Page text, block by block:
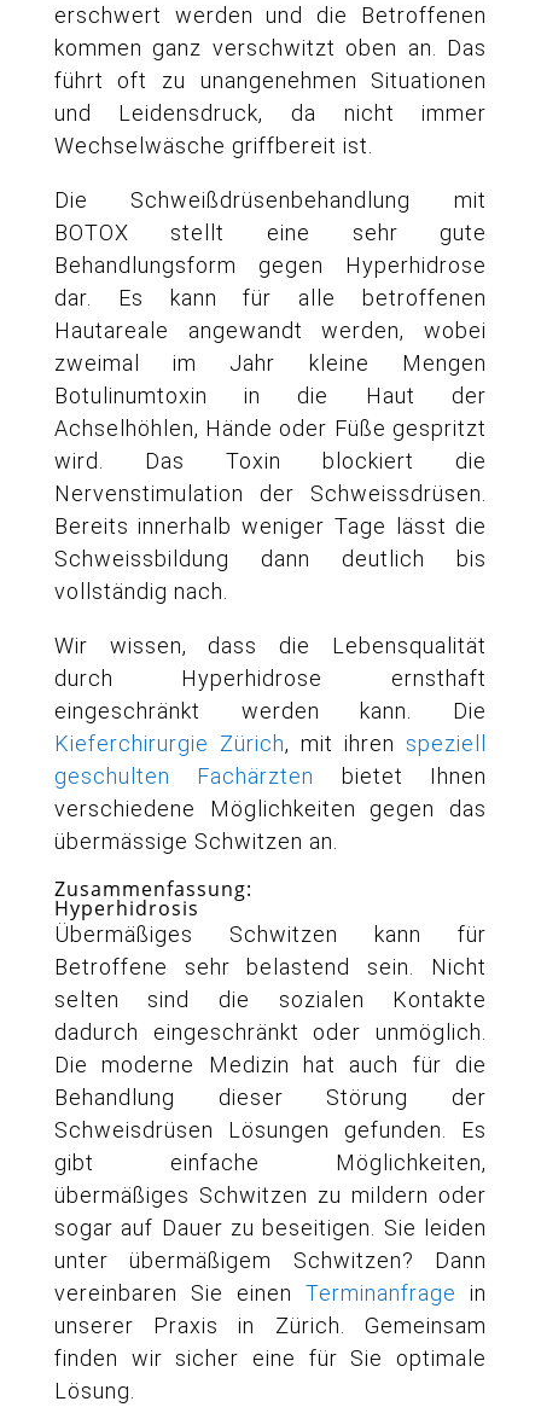
erschwert werden und die Betroffenen
kommen ganz verschwitzt oben an. Das
führt oft zu unangenehmen Situationen
und Leidensdruck, da nicht immer
Wechselwäsche griffbereit ist.
Die Schweißdrüsenbehandlung mit
BOTOX stellt eine sehr gute
Behandlungsform gegen Hyperhidrose
dar. Es kann für alle betroffenen
Hautareale angewandt werden, wobei
zweimal im Jahr kleine Mengen
Botulinumtoxin in die Haut der
Achselhöhlen, Hände oder Füße gespritzt
wird. Das Toxin blockiert die
Nervenstimulation der Schweissdrüsen.
Bereits innerhalb weniger Tage lässt die
Schweissbildung dann deutlich bis
vollständig nach.
Wir wissen, dass die Lebensqualität
durch Hyperhidrose ernsthaft
eingeschränkt werden kann. Die
Kieferchirurgie Zürich, mit ihren speziell
geschulten Fachärzten
bietet Ihnen
verschiedene Möglichkeiten gegen das
übermässige Schwitzen an.
Zusammenfassung:
Hyperhidrosis
Übermäßiges Schwitzen kann für
Betroffene sehr belastend sein. Nicht
selten sind die sozialen Kontakte
dadurch eingeschränkt oder unmöglich.
Die moderne Medizin hat auch für die
Behandlung dieser Störung der
Schweisdrüsen Lösungen gefunden. Es
gibt einfache Möglichkeiten,
übermäßiges Schwitzen zu mildern oder
sogar auf Dauer zu beseitigen. Sie leiden
unter übermäßigem Schwitzen? Dann
vereinbaren Sie einenTerminanfrage in
unserer Praxis in Zürich. Gemeinsam
finden wir sicher eine für Sie optimale
Lösung.